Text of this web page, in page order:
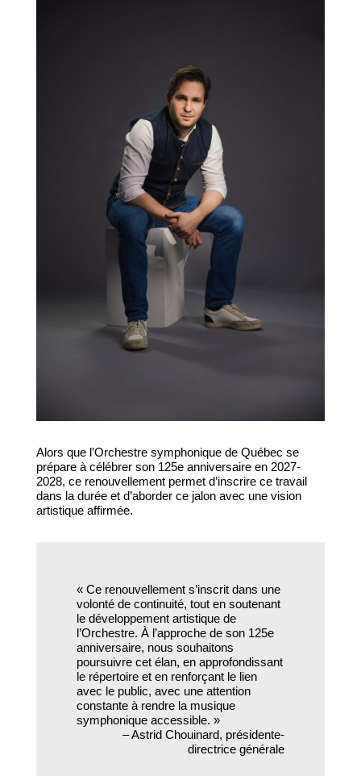
Alors que l’Orchestre symphonique de Québec se
prépare à célébrer son 125e anniversaire en 2027-
2028, ce renouvellement permet d’inscrire ce travail
dans la durée et d’aborder ce jalon avec une vision
artistique affirmée.
« Ce renouvellement s’inscrit dans une
volonté de continuité, tout en soutenant
le développement artistique de
l’Orchestre. À l’approche de son 125e
anniversaire, nous souhaitons
poursuivre cet élan, en approfondissant
le répertoire et en renforçant le lien
avec le public, avec une attention
constante à rendre la musique
symphonique accessible. »
– Astrid Chouinard, présidente-
directrice générale